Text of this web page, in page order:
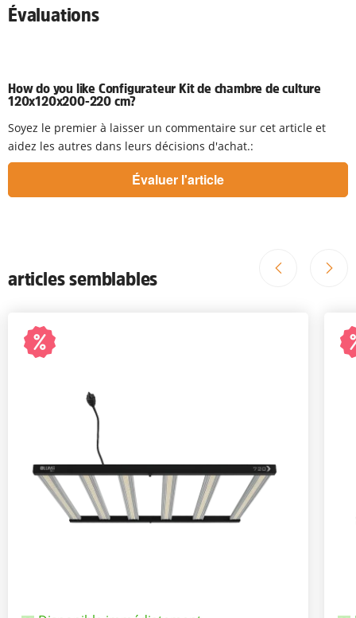
Évaluations
How do you like Configurateur Kit de chambre de culture
120x120x200-220 cm?
Soyez le premier à laisser un commentaire sur cet article et
aidez les autres dans leurs décisions d'achat.:
articles semblables